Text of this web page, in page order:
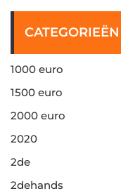
CATEGORIEËN
1000 euro
1500 euro
2000 euro
2020
2de
2dehands